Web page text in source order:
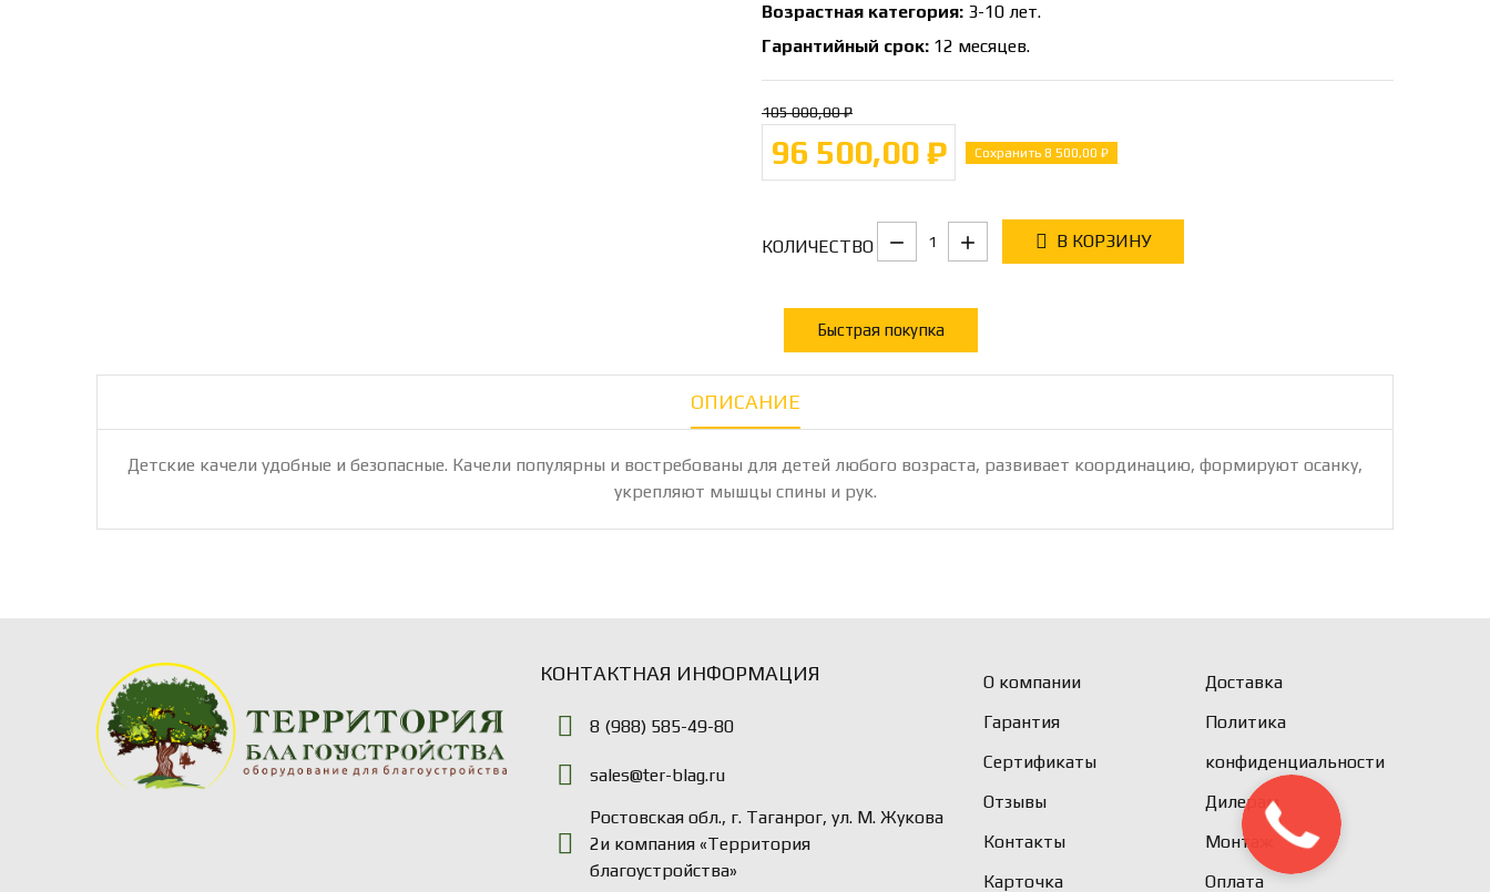
Возрастная категория: 3-10 лет.
Гарантийный срок: 12 месяцев.
105 000,00 ₽
96 500,00 ₽ Сохранить 8 500,00 ₽
КОЛИЧЕСТВО В КОРЗИНУ
Быстрая покупка
ОПИСАНИЕ
Детские качели удобные и безопасные. Качели популярны и востребованы для детей любого возраста, развивает координацию, формируют осанку,
укрепляют мышцы спины и рук.
КОНТАКТНАЯ ИНФОРМАЦИЯ
8 (988) 585-49-80
sales@ter-blag.ru
Ростовская обл., г. Таганрог, ул. М. Жукова
2и компания «Территория
благоустройства»
О компании
Гарантия
Сертификаты
Отзывы
Контакты
Карточка
Доставка
Политика
конфиденциальности
Дилерам
Монтаж
Оплата